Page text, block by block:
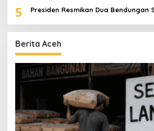
5 Presiden Resmikan Dua Bendungan
Berita Aceh